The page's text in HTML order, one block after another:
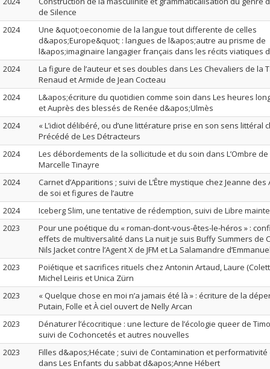
de Silence
2024
Une &quot;oeconomie de la langue tout differente de celles
d&apos;Europe&quot; : langues de l&apos;autre au prisme de
l&apos;imaginaire langagier français dans les récits viatiques
2024
La figure de l’auteur et ses doubles dans Les Chevaliers de la
Renaud et Armide de Jean Cocteau
2024
L&apos;écriture du quotidien comme soin dans Les heures
et Auprès des blessés de Renée d&apos;Ulmès
2024
« L’idiot délibéré, ou d’une littérature prise en son sens littéral
Précédé de Les Détracteurs
2024
Les débordements de la sollicitude et du soin dans L’Ombre de
Marcelle Tinayre
2024
Carnet d’Apparitions ; suivi de L’Être mystique chez Jeanne
de soi et figures de l’autre
2024
Iceberg Slim, une tentative de rédemption, suivi de Libre
2023
Pour une poétique du « roman-dont-vous-êtes-le-héros » :
effets de multiversalité dans La nuit je suis Buffy Summers de
Nils Jacket contre l’Agent X de JFM et La Salamandre
2023
Poïétique et sacrifices rituels chez Antonin Artaud, Laure
Michel Leiris et Unica Zürn
2023
« Quelque chose en moi n’a jamais été là » : écriture de la
Putain, Folle et À ciel ouvert de Nelly Arcan
2023
Dénaturer l’écocritique : une lecture de l’écologie queer de
suivi de Cochoncetés et autres nouvelles
2023
Filles d&apos;Hécate ; suivi de Contamination et
dans Les Enfants du sabbat d&apos;Anne Hébert